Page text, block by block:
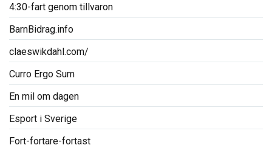
4:30-fart genom tillvaron
BarnBidrag.info
claeswikdahl.com/
Curro Ergo Sum
En mil om dagen
Esport i Sverige
Fort-fortare-fortast